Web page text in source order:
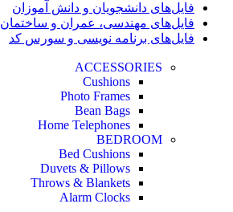
فایل‌های دانشجویان و دانش آموزان
فایل‌های مهندسی، عمران و ساختمان
فایل‌های برنامه نویسی و سورس کد
ACCESSORIES
Cushions
Photo Frames
Bean Bags
Home Telephones
BEDROOM
Bed Cushions
Duvets & Pillows
Throws & Blankets
Alarm Clocks